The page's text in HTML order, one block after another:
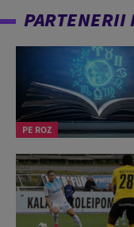
PARTENERII
PE ROZ